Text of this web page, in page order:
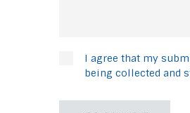
I agree that my
being collected and